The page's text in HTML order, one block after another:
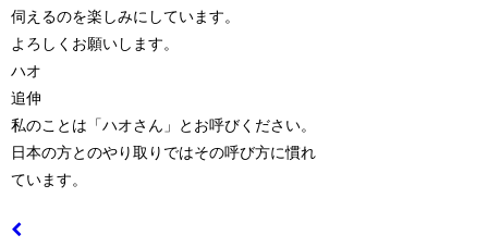
伺えるのを楽しみにしています。
よろしくお願いします。
ハオ
追伸
私のことは「ハオさん」とお呼びください。
日本の方とのやり取りではその呼び方に慣れ
ています。